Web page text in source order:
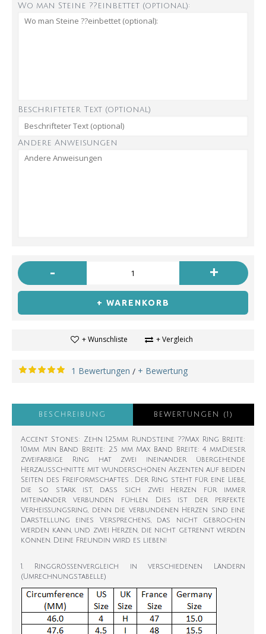
Wo man Steine ??einbettet (optional):
Beschrifteter Text (optional)
Andere Anweisungen
- +
+ WARENKORB
+ Wunschliste + Vergleich
1 Bewertungen / + Bewertung
BESCHREIBUNG BEWERTUNGEN (1)
Accent Stones: Zehn 1.25mm Rundsteine ??Max Ring Breite:
10mm Min Band Breite: 2.5 mm Max Band Breite: 4 mm.Dieser
zweifarbige Ring hat zwei ineinander übergehende
Herzausschnitte mit wunderschönen Akzenten auf beiden
Seiten des Freiformschaftes . Der Ring steht für eine Liebe,
die so stark ist, dass sich zwei Herzen für immer
miteinander verbunden fühlen. Dies ist der perfekte
Verheißungsring, denn die verbundenen Herzen sind eine
Darstellung eines Versprechens, das nicht gebrochen
werden kann, und zwei Herzen, die nicht getrennt werden
können. Deine Freundin wird es lieben!
1. Ringgrößenvergleich in verschiedenen Ländern
(Umrechnungstabelle)